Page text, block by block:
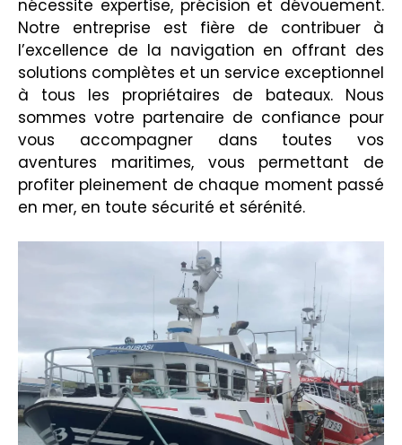
nécessite expertise, précision et dévouement.
Notre entreprise est fière de contribuer à
l’excellence de la navigation en offrant des
solutions complètes et un service exceptionnel
à tous les propriétaires de bateaux. Nous
sommes votre partenaire de confiance pour
vous accompagner dans toutes vos
aventures maritimes, vous permettant de
profiter pleinement de chaque moment passé
en mer, en toute sécurité et sérénité.